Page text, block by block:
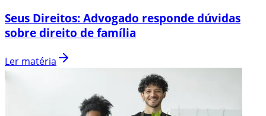
Seus Direitos: Advogado responde dúvidas
sobre direito de família
Ler matéria